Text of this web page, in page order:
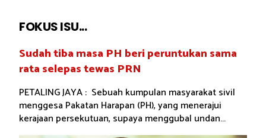
FOKUS ISU...
Sudah tiba masa PH beri peruntukan sama
rata selepas tewas PRN
PETALING JAYA : Sebuah kumpulan masyarakat sivil
menggesa Pakatan Harapan (PH), yang menerajui
kerajaan persekutuan, supaya menggubal undan...